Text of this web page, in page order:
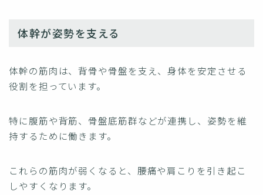
体幹が姿勢を支える
体幹の筋肉は、背骨や骨盤を支え、身体を安定させる
役割を担っています。
特に腹筋や背筋、骨盤底筋群などが連携し、姿勢を維
持するために働きます。
これらの筋肉が弱くなると、腰痛や肩こりを引き起こ
しやすくなります。